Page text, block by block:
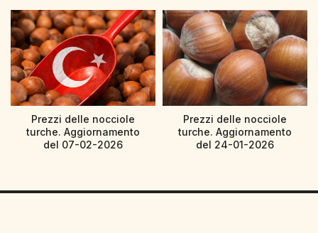
Prezzi delle nocciole
turche. Aggiornamento
del 07-02-2026
Prezzi delle nocciole
turche. Aggiornamento
del 24-01-2026